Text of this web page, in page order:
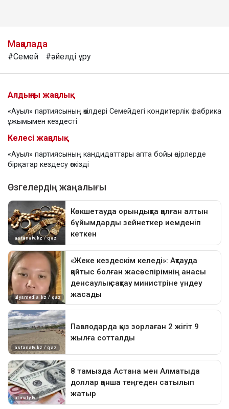
Мақалада
#Семей #әйелді ұру
Алдыңғы жаңалық
«Ауыл» партиясының өкілдері Семейдегі кондитерлік фабрика
ұжымымен кездесті
Келесі жаңалық
«Ауыл» партиясының кандидаттары апта бойы өңірлерде
бірқатар кездесу өткізді